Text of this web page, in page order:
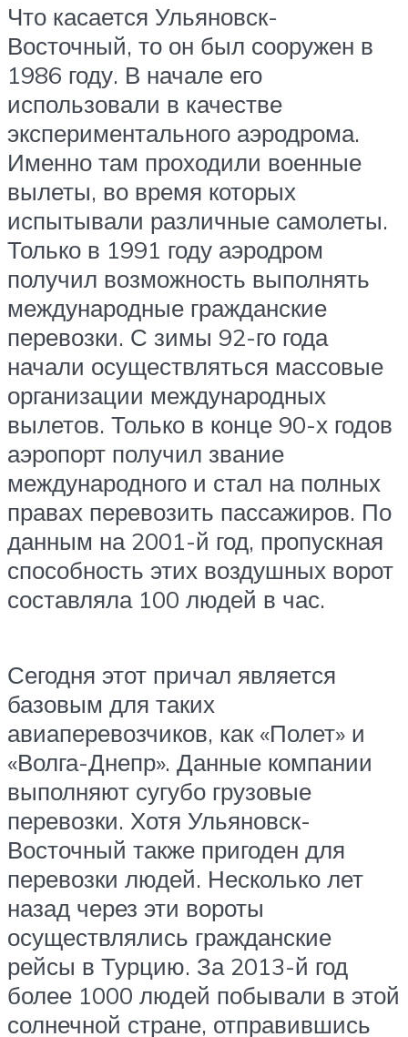
Что касается Ульяновск-
Восточный, то он был сооружен в
1986 году. В начале его
использовали в качестве
экспериментального аэродрома.
Именно там проходили военные
вылеты, во время которых
испытывали различные самолеты.
Только в 1991 году аэродром
получил возможность выполнять
международные гражданские
перевозки. С зимы 92-го года
начали осуществляться массовые
организации международных
вылетов. Только в конце 90-х годов
аэропорт получил звание
международного и стал на полных
правах перевозить пассажиров. По
данным на 2001-й год, пропускная
способность этих воздушных ворот
составляла 100 людей в час.
Сегодня этот причал является
базовым для таких
авиаперевозчиков, как «Полет» и
«Волга-Днепр». Данные компании
выполняют сугубо грузовые
перевозки. Хотя Ульяновск-
Восточный также пригоден для
перевозки людей. Несколько лет
назад через эти вороты
осуществлялись гражданские
рейсы в Турцию. За 2013-й год
более 1000 людей побывали в этой
солнечной стране, отправившись